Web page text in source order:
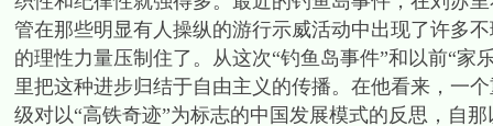
管在那些明显有人操纵的游行示威活动中出现了许多
的理性力量压制住了。从这次“钓鱼岛事件”和以前“
里把这种进步归结于自由主义的传播。在他看来，一
级对以“高铁奇迹”为标志的中国发展模式的反思，自